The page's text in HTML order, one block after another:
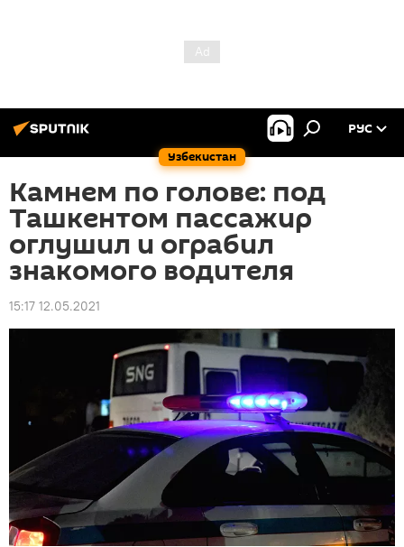
Узбекистан
РУС
Камнем по голове: под
Ташкентом пассажир
оглушил и ограбил
знакомого водителя
15:17 12.05.2021